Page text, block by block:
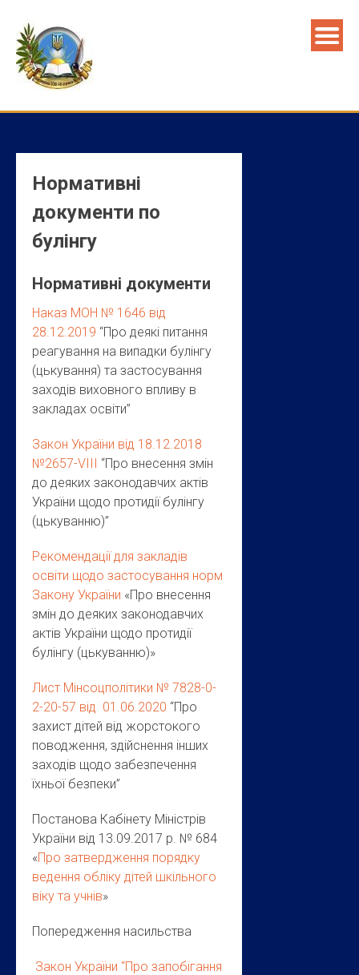
content
Нормативні
документи по
булінгу
Нормативні документи
Наказ МОН № 1646 від
28.12.2019 “Про деякі питання
реагування на випадки булінгу
(цькування) та застосування
заходів виховного впливу в
закладах освіти”
Закон України від 18.12.2018
№2657-VIII “Про внесення змін
до деяких законодавчих актів
України щодо протидії булінгу
(цькуванню)”
Рекомендації для закладів
освіти щодо застосування норм
Закону України «Про внесення
змін до деяких законодавчих
актів України щодо протидії
булінгу (цькуванню)»
Лист Мінсоцполітики № 7828-0-
2-20-57 від 01.06.2020 “Про
захист дітей від жорстокого
поводження, здійснення інших
заходів щодо забезпечення
їхньої безпеки”
Постанова Кабінету Міністрів
України від 13.09.2017 р. № 684
«Про затвердження порядку
ведення обліку дітей шкільного
віку та учнів»
Попередження насильства
Закон України “Про запобігання